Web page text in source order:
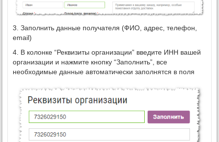
3. Заполнить данные получателя (ФИО, адрес, телефон,
email)
4. В колонке “Реквизиты организации” введите ИНН вашей
организации и нажмите кнопку “Заполнить”, все
необходимые данные автоматически заполнятся в поля